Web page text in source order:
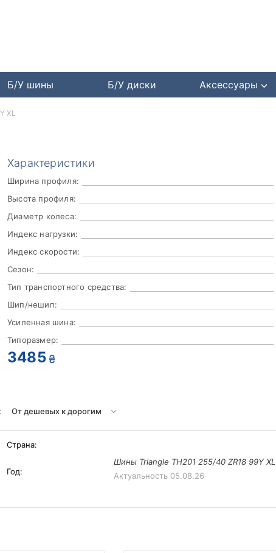
Б/У шины Б/У диски Аксессуары
Характеристики
Ширина профиля:
Высота профиля:
Диаметр колеса:
Индекс нагрузки:
Индекс скорости:
Сезон:
Тип транспортного средства:
Шип/нешип:
Усиленная шина:
Типоразмер:
3485 ₴
Страна:
Год:
Шины Triangle TH201 255/40 ZR18 99Y XL
Актуальность 05.08.26
XL